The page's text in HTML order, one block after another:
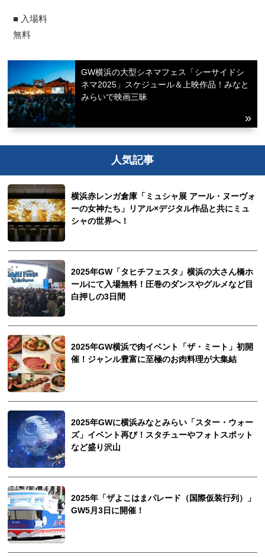
■ 入場料
無料
GW横浜の大型シネマフェス「シーサイドシ
ネマ2025」スケジュール＆上映作品！みなと
みらいで映画三昧
人気記事
横浜赤レンガ倉庫「ミュシャ展 アール・ヌーヴォ
ーの女神たち」リアル×デジタル作品と共にミュ
シャの世界へ！
2025年GW「タヒチフェスタ」横浜の大さん橋ホ
ールにて入場無料！圧巻のダンスやグルメなど目
白押しの3日間
2025年GW横浜で肉イベント「ザ・ミート」初開
催！ジャンル豊富に至極のお肉料理が大集結
2025年GWに横浜みなとみらい「スター・ウォー
ズ」イベント再び！スタチューやフォトスポット
など盛り沢山
2025年「ザよこはまパレード（国際仮装行列）」
GW5月3日に開催！